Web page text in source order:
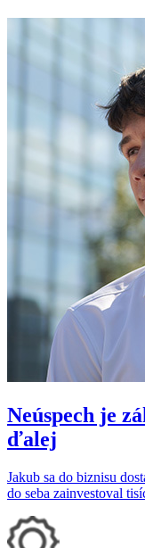
Neúspech je
ďalej
Jakub sa do biznisu
do seba zainvestoval